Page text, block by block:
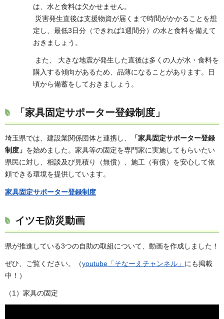
は、水と食料は欠かせません。
災害発生直後は支援物資が届くまで時間がかかることを想
定し、最低3日分（できれば1週間分）の水と食料を備えて
おきましょう。
また、 大きな地震が発生した直後は多くの人が水・食料を
購入する傾向があるため、品薄になることがあります。日
頃から備蓄をしておきましょう。
「家具固定サポーター登録制度」
埼玉県では、建設業関係団体と連携し、
「家具固定サポーター登録
制度」 を始めました。家具等の固定を専門家に実施してもらいたい
県民に対し、相談及び見積り（無償）、施工（有償）を安心して依
頼できる環境を提供しています。
家具固定サポーター登録制度
イツモ防災動画
県が推進している3つの自助の取組について、動画を作成しました！
ぜひ、ご覧ください。（youtube「そなーえチャンネル」 にも掲載
中！）
（1）家具の固定